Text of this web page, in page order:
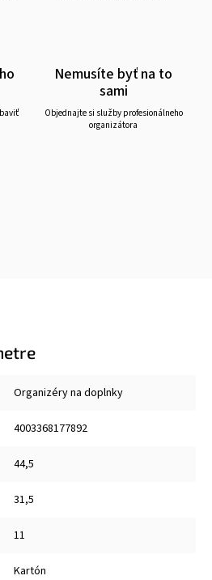
Nemusíte byť na to
sami
Objednajte si služby profesionálneho
organizátora
Organizéry na doplnky
4003368177892
44,5
31,5
11
Kartón